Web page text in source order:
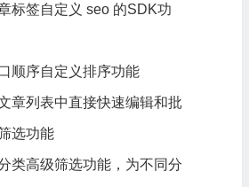
标签自定义 seo 的SDK功
顺序自定义排序功能
章列表中直接快速编辑和批
选功能
类高级筛选功能，为不同分